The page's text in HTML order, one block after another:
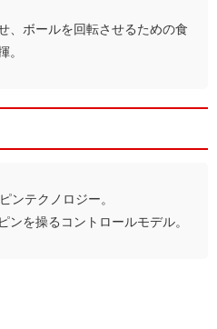
、ボールを回転させるための食
。
ンテクノロジー。
ンを操るコントロールモデル。